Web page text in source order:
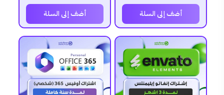
أضف إلى السلة أضف إلى السلة